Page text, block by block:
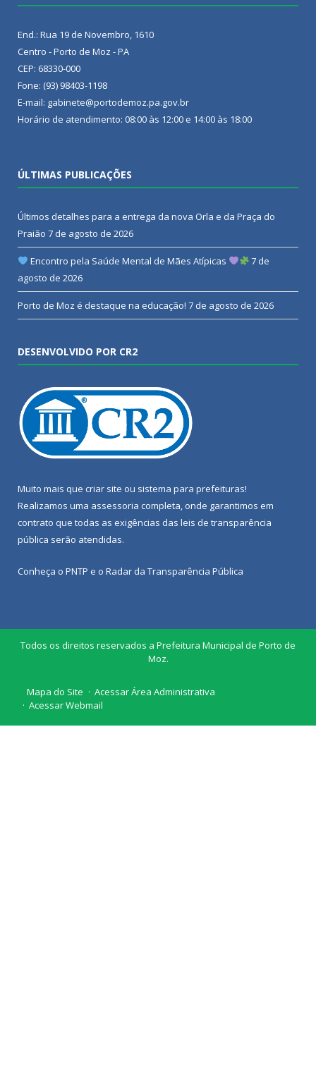
End.: Rua 19 de Novembro, 1610
Centro - Porto de Moz - PA
CEP: 68330-000
Fone: (93) 98403-1198
E-mail: gabinete@portodemoz.pa.gov.br
Horário de atendimento: 08:00 às 12:00 e 14:00 às 18:00
ÚLTIMAS PUBLICAÇÕES
Últimos detalhes para a entrega da nova Orla e da Praça do
Praião 7 de agosto de 2026
Encontro pela Saúde Mental de Mães Atípicas
7 de
agosto de 2026
Porto de Moz é destaque na educação! 7 de agosto de 2026
DESENVOLVIDO POR CR2
Muito mais que criar site ou sistema para prefeituras!
Realizamos uma assessoria completa, onde garantimos em
contrato que todas as exigências das leis de transparência
pública serão atendidas.
Conheça o PNTP e o Radar da Transparência Pública
Todos os direitos reservados a Prefeitura Municipal de Porto de
Moz.
Mapa do Site
Acessar Área Administrativa
Acessar Webmail